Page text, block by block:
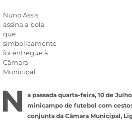
Nuno Assis
assina a bola
que
simbolicamente
foi entregue à
Câmara
Municipal
N
a passada quarta-feira, 10 de
minicampo de futebol com
conjunta da Câmara Municipal,